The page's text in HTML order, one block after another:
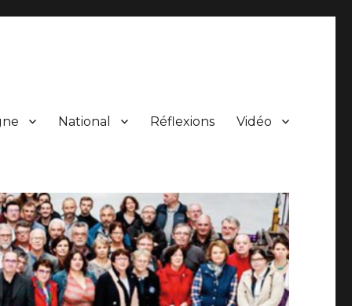
National Réflexions Vidéo